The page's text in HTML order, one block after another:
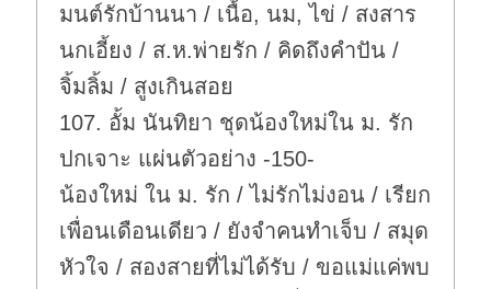
มนต์รักบ้านนา / เนื้อ, นม, ไข่ / สงสาร
นกเอี้ยง / ส.ห.พ่ายรัก / คิดถึงคำปัน /
จิ้มลิ้ม / สูงเกินสอย
107. อั้ม นันทิยา ชุดน้องใหม่ใน ม. รัก
ปกเจาะ แผ่นตัวอย่าง -150-
น้องใหม่ ใน ม. รัก / ไม่รักไม่งอน / เรียก
เพื่อนเดือนเดียว / ยังจำคนทำเจ็บ / สมุด
หัวใจ / สองสายที่ไม่ได้รับ / ขอแม่แค่พบ